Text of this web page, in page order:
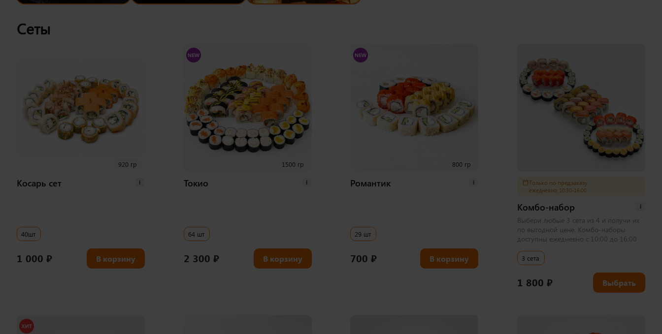
Сеты
920 гр
Косарь сет i
40шт
1 000 ₽ В корзину
1500 гр
Токио i
64 шт
2 300 ₽ В корзину
800 гр
Романтик i
29 шт
700₽ В корзину
Только по предзаказу
ежедневно; 10:30-16:00
Комбо-набор i
Выбери любые 3 сета из 4 и получи их
по выгодной цене. Комбо-наборы
доступны ежедневно с 10:00 до 16:00
3 сета
1 800₽ Выбрать